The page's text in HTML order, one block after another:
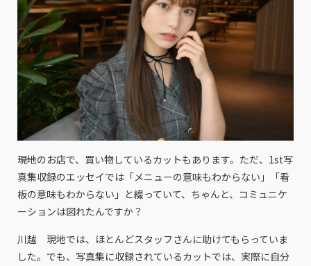
――現地のお店で、買い物しているカットもあります。ただ、1st写
真集収録のエッセイでは「メニューの意味もわからない」「看
板の意味もわからない」と綴っていて、ちゃんと、コミュニケ
ーションは図れたんですか？
川越 現地では、ほとんどスタッフさんに助けてもらっていま
した。でも、写真集に収録されているカットでは、実際に自分